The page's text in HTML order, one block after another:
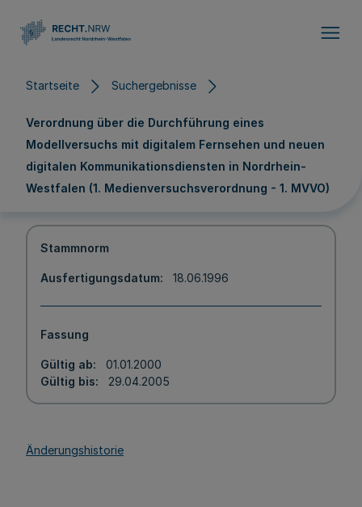
Startseite Suchergebnisse
Verordnung über die Durchführung eines
Modellversuchs mit digitalem Fernsehen und neuen
digitalen Kommunikationsdiensten in Nordrhein-
Westfalen (1. Medienversuchsverordnung - 1. MVVO)
Stammnorm
Ausfertigungsdatum 18.06.1996
Fassung
Gültig ab
01.01.2000
Gültig bis
29.04.2005
Änderungshistorie